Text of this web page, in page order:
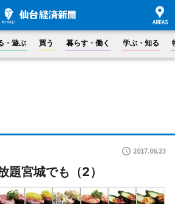
・遊ぶ 買う 暮らす・働く 学ぶ・知る
2017.06.23
題宮城でも（2）